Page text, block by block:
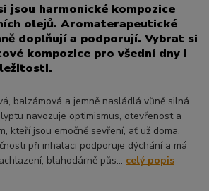
jsou harmonické kompozice
olejů. Aromaterapeutické
doplňují a podporují. Vybrat si
kompozice pro všední dny i
balzámová a jemně nasládlá vůně silná
navozuje optimismus, otevřenost a
kteří jsou emočně sevření, ať už doma,
při inhalaci podporuje dýchání a má
blahodárně půs... celý popis